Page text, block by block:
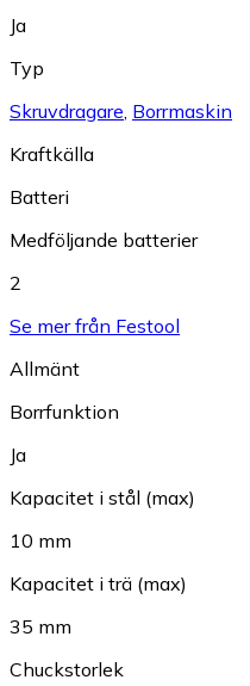
Ja
Typ
Skruvdragare, Borrmaskin
Kraftkälla
Batteri
Medföljande batterier
2
Se mer från Festool
Allmänt
Borrfunktion
Ja
Kapacitet i stål (max)
10 mm
Kapacitet i trä (max)
35 mm
Chuckstorlek